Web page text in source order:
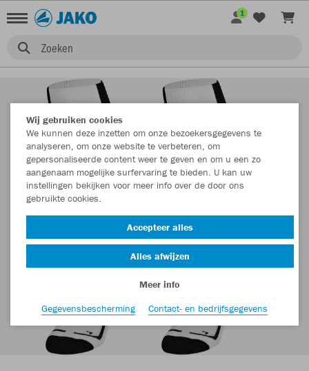
Zoeken
1
Wij gebruiken cookies
We kunnen deze inzetten om onze bezoekersgegevens te
analyseren, om onze website te verbeteren, om
gepersonaliseerde content weer te geven en om u een zo
aangenaam mogelijke surfervaring te bieden. U kan uw
instellingen bekijken voor meer info over de door ons
gebruikte cookies.
Accepteer alles
Alles afwijzen
Meer info
Gegevensbescherming
Contact- en bedrijfsgegevens